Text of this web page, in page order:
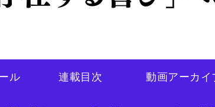
ル 連載目次 動画アーカイ